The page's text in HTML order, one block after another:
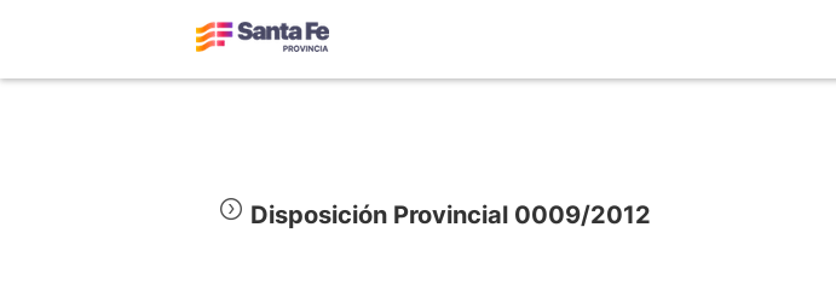
Disposición Provincial 0009/2012